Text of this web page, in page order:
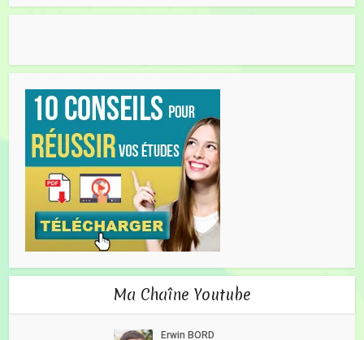
Ma Chaîne Youtube